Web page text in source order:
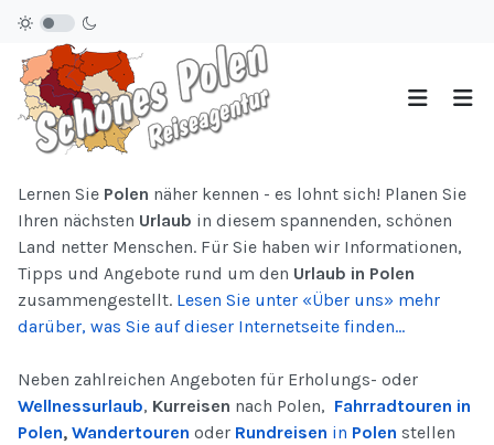
Lernen Sie Polen näher kennen - es lohnt sich! Planen Sie
Ihren nächsten Urlaub in diesem spannenden, schönen
Land netter Menschen. Für Sie haben wir Informationen,
Tipps und Angebote rund um den Urlaub in Polen
zusammengestellt. Lesen Sie unter «Über uns» mehr
darüber, was Sie auf dieser Internetseite finden...
Neben zahlreichen Angeboten für Erholungs- oder
Wellnessurlaub, Kurreisen nach Polen, Fahrradtouren in
Polen, Wandertouren oder Rundreisen in Polen stellen